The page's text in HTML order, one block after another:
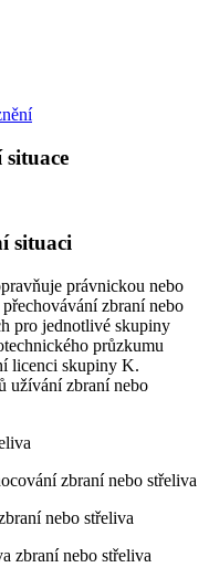
situaci
právnickou nebo
zbraní nebo
pro jednotlivé skupiny
průzkumu
licenci skupiny K.
užívání zbraní nebo
zbraní nebo střeliva
nebo střeliva
zbraní nebo střeliva